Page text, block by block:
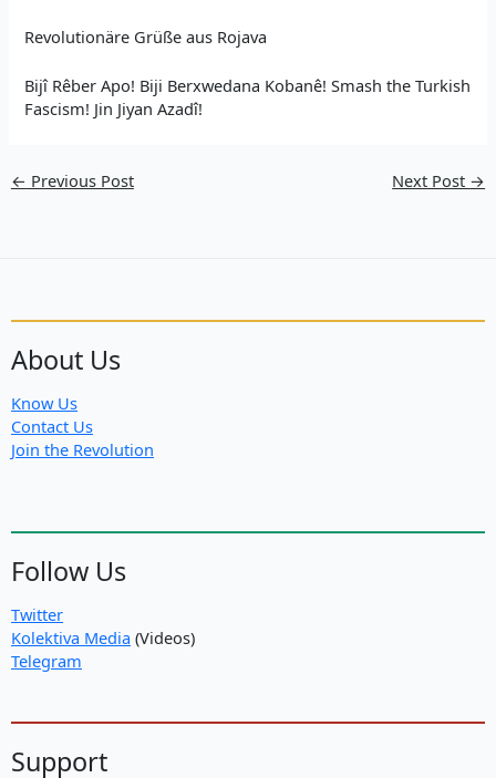
Revolutionäre Grüße aus Rojava
Bijî Rêber Apo! Biji Berxwedana Kobanê! Smash the Turkish
Fascism! Jin Jiyan Azadî!
← Previous Post Next Post →
About Us
Know Us
Contact Us
Join the Revolution
Follow Us
Twitter
Kolektiva Media (Videos)
Telegram
Support